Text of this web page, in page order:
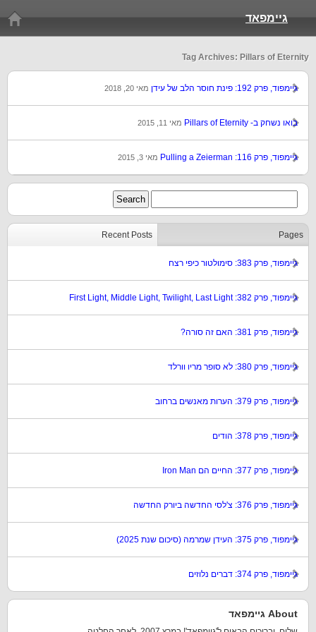
גיימפאד
Tag Archives: Pillars of Eternity
גיימפוד, פרק 192: פינת חוסר הלב של עידן מאי 20, 2018
בואו נשחק ב- Pillars of Eternity מאי 11, 2015
גיימפוד, פרק 116: Pulling a Zeierman מאי 3, 2015
Recent Posts Pages
גיימפוד, פרק 383: סימולטור כיפי רצח
גיימפוד, פרק 382: First Light, Middle Light, Twilight, Last Light
גיימפוד, פרק 381: האם זה סורה?
גיימפוד, פרק 380: לא סופר מריו וורלד
גיימפוד, פרק 379: הערות מאנשים ברחוב
גיימפוד, פרק 378: הודים
גיימפוד, פרק 377: החיים הם Iron Man
גיימפוד, פרק 376: צ'לסי החדשה ביורק החדשה
גיימפוד, פרק 375: העידן שמרמה (סיכום שנת 2025)
גיימפוד, פרק 374: דברים נלוזים
About גיימפאד